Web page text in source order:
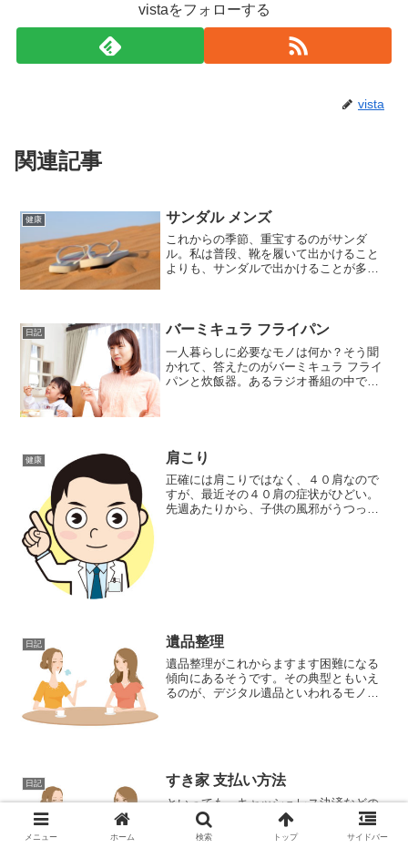
vistaをフォローする
vista
関連記事
健康 サンダル メンズ
これからの季節、重宝するのがサンダ
ル。私は普段、靴を履いて出かけること
よりも、サンダルで出かけることが多い
オンに買い物に行ったのです...
日記 バーミキュラ フライパン
一人暮らしに必要なモノは何か？そう聞
かれて、答えたのがバーミキュラ フライ
パンと炊飯器。あるラジオ番組の中での
健康 肩こり
正確には肩こりではなく、４０肩なので
すが、最近その４０肩の症状がひどい。
先週あたりから、子供の風邪がうつった
日記 遺品整理
遺品整理がこれからますます困難になる
傾向にあるそうです。その典型ともいえ
るのが、デジタル遺品といわれるモノ。
日記 すき家 支払い方法
といっても、キャッシュレス決済などの
方法ではないです。久しぶりに、すき家
の店舗にいったのですが、かなり変わっ
メニュー ホーム 検索 トップ サイドバー